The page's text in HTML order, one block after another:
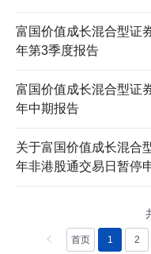
富国价值成长混合型证
年第3季度报告
富国价值成长混合型证
年中期报告
关于富国价值成长混合
年非港股通交易日暂停
首页 1 2